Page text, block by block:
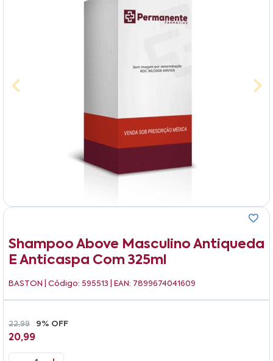
Shampoo Above Masculino Antiqueda
E Anticaspa Com 325ml
BASTON | Código: 595513 | EAN: 7899674041609
22,99 9% OFF
20,99